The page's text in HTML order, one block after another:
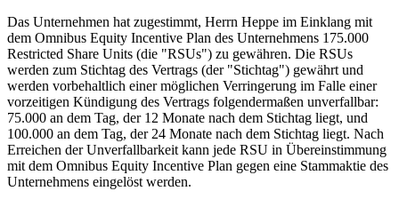
Das Unternehmen hat zugestimmt, Herrn Heppe im Einklang mit
dem Omnibus Equity Incentive Plan des Unternehmens 175.000
Restricted Share Units (die "RSUs") zu gewähren. Die RSUs
werden zum Stichtag des Vertrags (der "Stichtag") gewährt und
werden vorbehaltlich einer möglichen Verringerung im Falle einer
vorzeitigen Kündigung des Vertrags folgendermaßen unverfallbar:
75.000 an dem Tag, der 12 Monate nach dem Stichtag liegt, und
100.000 an dem Tag, der 24 Monate nach dem Stichtag liegt. Nach
Erreichen der Unverfallbarkeit kann jede RSU in Übereinstimmung
mit dem Omnibus Equity Incentive Plan gegen eine Stammaktie des
Unternehmens eingelöst werden.